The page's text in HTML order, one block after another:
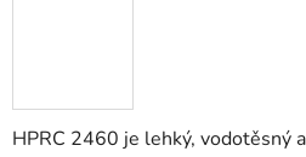
HPRC 2460 je lehký, vodotěsný